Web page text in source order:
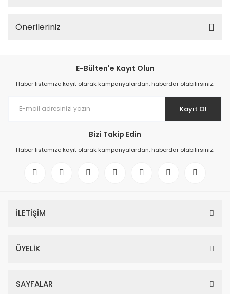
Önerileriniz
E-Bülten'e Kayıt Olun
Haber listemize kayıt olarak kampanyalardan, haberdar olabilirsiniz.
Kayıt Ol
Bizi Takip Edin
Haber listemize kayıt olarak kampanyalardan, haberdar olabilirsiniz.
İLETİŞİM
ÜYELİK
SAYFALAR